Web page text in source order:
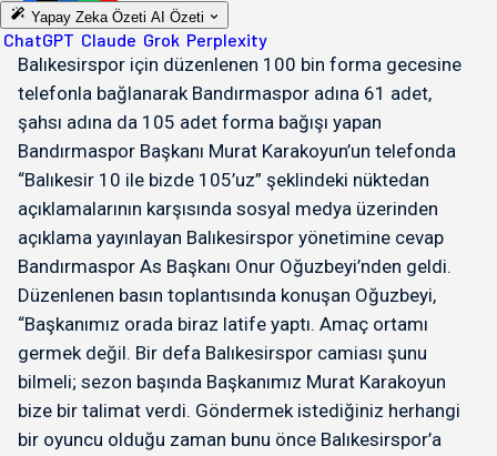
Yapay Zeka Özeti AI Özeti
ChatGPT Claude Grok Perplexity
Balıkesirspor için düzenlenen 100 bin forma gecesine
telefonla bağlanarak Bandırmaspor adına 61 adet,
şahsı adına da 105 adet forma bağışı yapan
Bandırmaspor Başkanı Murat Karakoyun’un telefonda
“Balıkesir 10 ile bizde 105’uz” şeklindeki nüktedan
açıklamalarının karşısında sosyal medya üzerinden
açıklama yayınlayan Balıkesirspor yönetimine cevap
Bandırmaspor As Başkanı Onur Oğuzbeyi’nden geldi.
Düzenlenen basın toplantısında konuşan Oğuzbeyi,
“Başkanımız orada biraz latife yaptı. Amaç ortamı
germek değil. Bir defa Balıkesirspor camiası şunu
bilmeli; sezon başında Başkanımız Murat Karakoyun
bize bir talimat verdi. Göndermek istediğiniz herhangi
bir oyuncu olduğu zaman bunu önce Balıkesirspor’a